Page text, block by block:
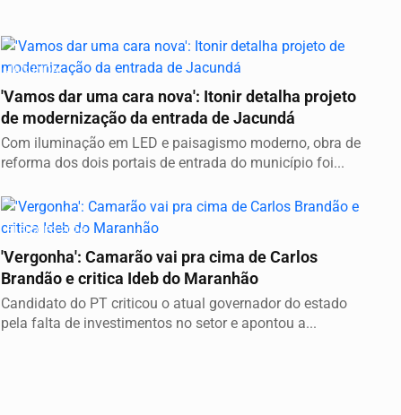
JACUNDÁ
'Vamos dar uma cara nova': Itonir detalha projeto
de modernização da entrada de Jacundá
Com iluminação em LED e paisagismo moderno, obra de
reforma dos dois portais de entrada do município foi...
ELEIÇÕES 2026
'Vergonha': Camarão vai pra cima de Carlos
Brandão e critica Ideb do Maranhão
Candidato do PT criticou o atual governador do estado
pela falta de investimentos no setor e apontou a...